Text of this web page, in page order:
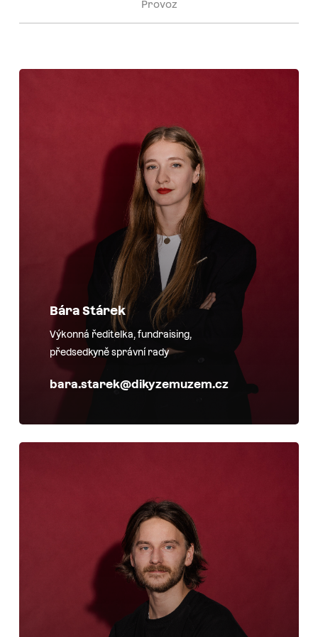
Provoz
Bára Stárek
Výkonná ředitelka, fundraising,
předsedkyně správní rady
bara.starek@dikyzemuzem.cz